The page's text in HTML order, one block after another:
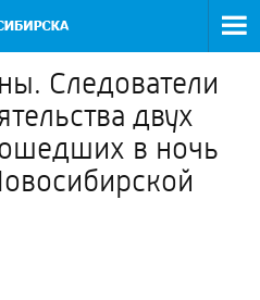
Следователи
двух
в ночь